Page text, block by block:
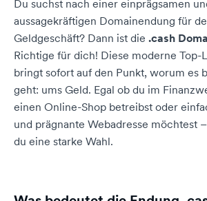
Du suchst nach einer einprägsamen
aussagekräftigen Domainendung für
Geldgeschäft? Dann ist die .cash
Richtige für dich! Diese moderne Top-
bringt sofort auf den Punkt, worum es
geht: ums Geld. Egal ob du im
einen Online-Shop betreibst oder
und prägnante Webadresse möchtest
du eine starke Wahl.